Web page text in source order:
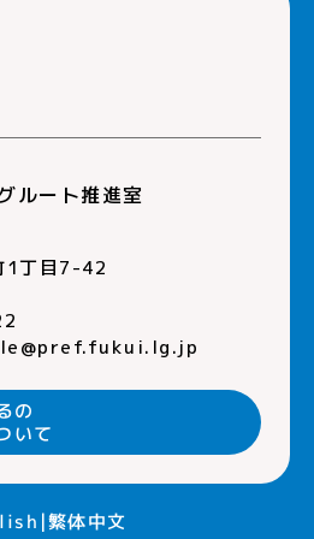
ルート推進室
1丁目7-42
の
いて
繁体中文